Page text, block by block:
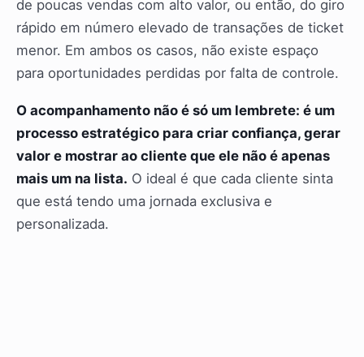
de poucas vendas com alto valor, ou então, do giro
rápido em número elevado de transações de ticket
menor. Em ambos os casos, não existe espaço
para oportunidades perdidas por falta de controle.
O acompanhamento não é só um lembrete: é um
processo estratégico para criar confiança, gerar
valor e mostrar ao cliente que ele não é apenas
mais um na lista. O ideal é que cada cliente sinta
que está tendo uma jornada exclusiva e
personalizada.